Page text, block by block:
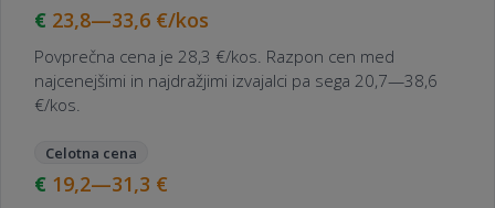
23,8—33,6 €/kos
Povprečna cena je 28,3 €/kos. Razpon cen med
najcenejšimi in najdražjimi izvajalci pa sega 20,7—38,6
€/kos.
Celotna cena
19,2—31,3 €